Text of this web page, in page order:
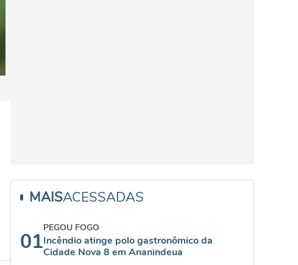
MAISACESSADAS
01
PEGOU FOGO
Incêndio atinge polo gastronômico da
Cidade Nova 8 em Ananindeua